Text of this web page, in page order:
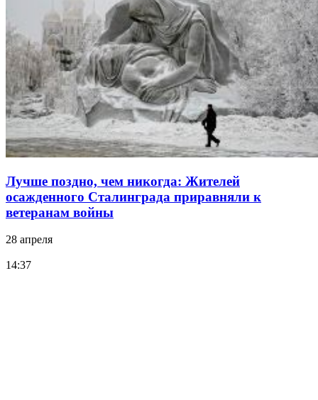
Лучше поздно, чем никогда: Жителей
осажденного Сталинграда приравняли к
ветеранам войны
28 апреля
14:37